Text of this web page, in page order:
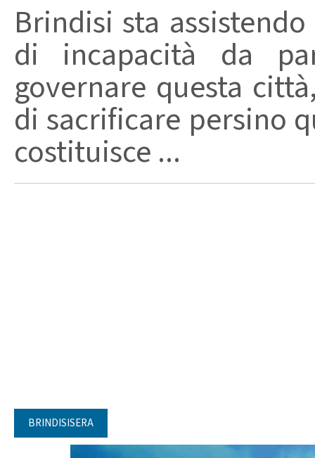
Brindisi sta
di incapacità da
governare questa
di sacrificare persino
costituisce ...
BRINDISISERA